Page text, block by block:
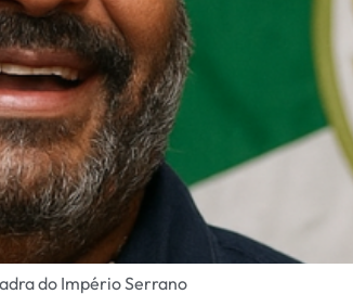
do Império Serrano